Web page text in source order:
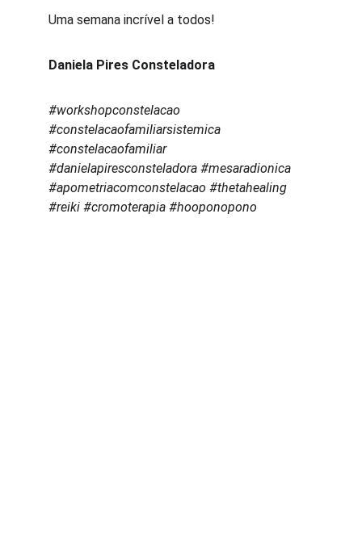
Uma semana incrível a todos!
Daniela Pires Consteladora
#workshopconstelacao
#constelacaofamiliarsistemica
#constelacaofamiliar
#danielapiresconsteladora #mesaradionica
#apometriacomconstelacao #thetahealing
#reiki #cromoterapia #hooponopono